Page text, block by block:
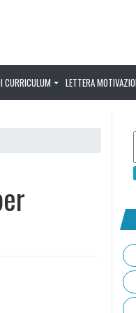
CURRICULUM LETTERA